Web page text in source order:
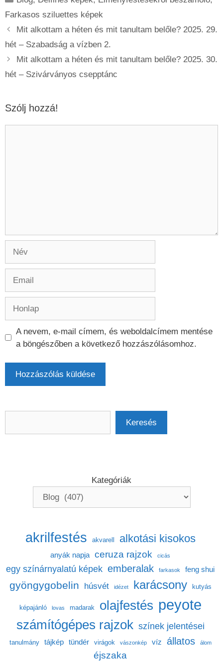
Farkasos sziluettes képek
Mit alkottam a héten és mit tanultam belőle? 2025. 29.
hét – Szabadság a vízben 2.
Mit alkottam a héten és mit tanultam belőle? 2025. 30.
hét – Szivárványos csepptánc
Szólj hozzá!
A nevem, e-mail címem, és weboldalcímem mentése
a böngészőben a következő hozzászólásomhoz.
Keresés
Kategóriák
akrilfestés akvarell alkotási kisokos
anyák napja ceruza rajzok cicás
egy színárnyalatú képek emberalak farkasok feng shui
gyöngygobelin húsvét idézet karácsony kutyás
képajánló lovas madarak olajfestés peyote
számítógépes rajzok színek jelentései
tanulmány tájkép tündér virágok vászonkép víz állatos álom
éjszaka